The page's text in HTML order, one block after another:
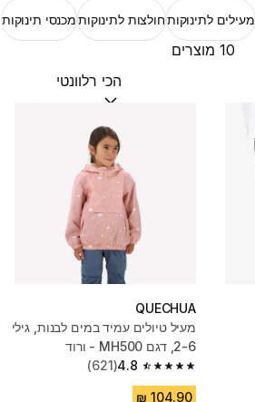
מעילים לתינוקותחולצות לתינוקותמכנסי תינוקות
10 מוצרים
מיין לפי:(optional)
QUECHUA
מעיל טיולים עמיד במים לבנות, גילי
2-6, דגם MH500 - ורוד
4.8
4.8 out of 5 stars from 621 reviews
(621)